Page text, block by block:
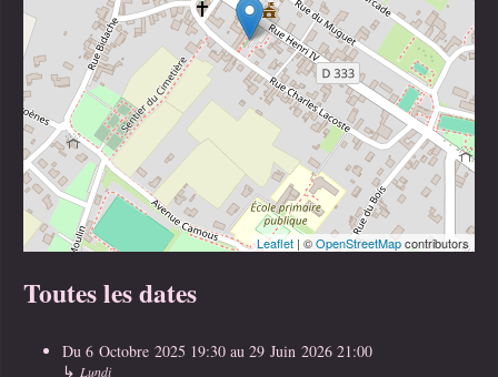
Leaflet | ©OpenStreetMapcontributors
Toutes les dates
Du 6 Octobre 2025 19:30 au 29 Juin 2026 21:00
↳ Lundi